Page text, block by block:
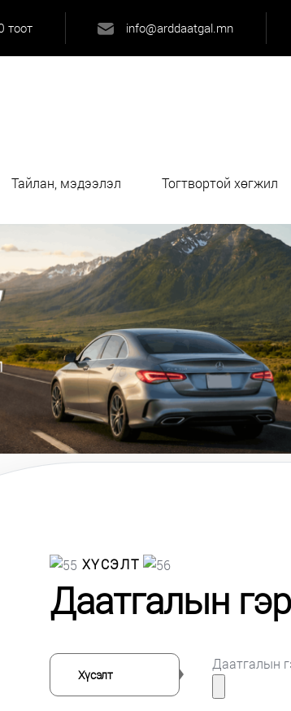
тоот info@arddaatgal.mn
Тайлан, мэдээлэл Тогтвортой хөгжил
ХҮСЭЛТ
Даатгалын
Хүсэлт
Даатгалын